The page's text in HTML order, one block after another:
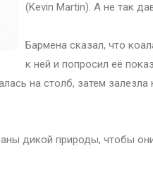
(Kevin Martin). А не так
Бармена сказал, что
к ней и попросил её
на столб, затем
дикой природы, чтобы